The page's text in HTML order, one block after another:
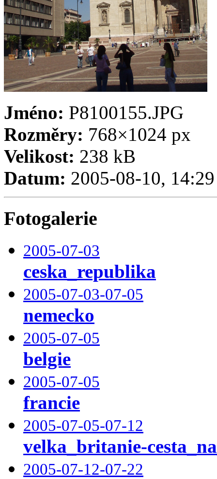
Jméno: P8100155.JPG
Rozměry: 768×1024 px
Velikost: 238 kB
Datum: 2005-08-10, 14:29
Fotogalerie
2005-07-03
ceska_republika
2005-07-03-07-05
nemecko
2005-07-05
belgie
2005-07-05
francie
2005-07-05-07-12
velka_britanie-
2005-07-12-07-22